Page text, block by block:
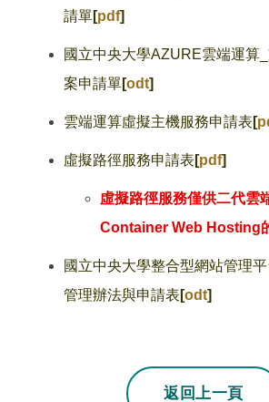
請單[pdf]
國立中央大學AZURE雲端運算
案申請單[odt]
雲端運算虛擬主機服務申請表 [
虛擬路徑服務申請表 [pdf]
虛擬路徑服務僅供二代雲
Container Web Hosting
國立中央大學整合型網站管理
管理辦法與申請表 [odt]
返回上一頁